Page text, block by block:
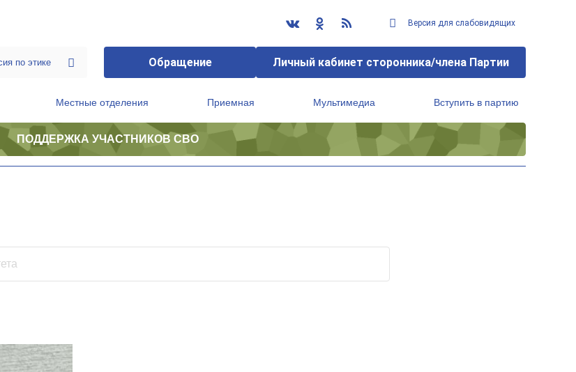
Версия для слабовидящих
Обращение Личный кабинет сторонника/члена Партии
Местные отделения Приемная Мультимедиа Вступить в партию
ПОДДЕРЖКА УЧАСТНИКОВ СВО